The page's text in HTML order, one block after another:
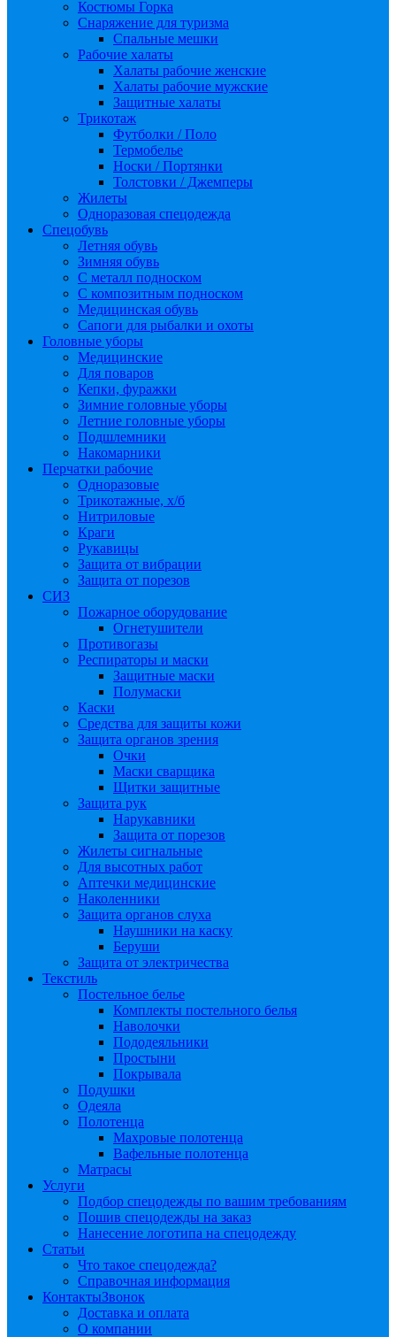
Костюмы Горка
Снаряжение для туризма
Спальные мешки
Рабочие халаты
Халаты рабочие женские
Халаты рабочие мужские
Защитные халаты
Трикотаж
Футболки / Поло
Термобелье
Носки / Портянки
Толстовки / Джемперы
Жилеты
Одноразовая спецодежда
Спецобувь
Летняя обувь
Зимняя обувь
С металл подноском
С композитным подноском
Медицинская обувь
Сапоги для рыбалки и охоты
Головные уборы
Медицинские
Для поваров
Кепки, фуражки
Зимние головные уборы
Летние головные уборы
Подшлемники
Накомарники
Перчатки рабочие
Одноразовые
Трикотажные, х/б
Нитриловые
Краги
Рукавицы
Защита от вибрации
Защита от порезов
СИЗ
Пожарное оборудование
Огнетушители
Противогазы
Респираторы и маски
Защитные маски
Полумаски
Каски
Средства для защиты кожи
Защита органов зрения
Очки
Маски сварщика
Щитки защитные
Защита рук
Нарукавники
Защита от порезов
Жилеты сигнальные
Для высотных работ
Аптечки медицинские
Наколенники
Защита органов слуха
Наушники на каску
Беруши
Защита от электричества
Текстиль
Постельное белье
Комплекты постельного белья
Наволочки
Пододеяльники
Простыни
Покрывала
Подушки
Одеяла
Полотенца
Махровые полотенца
Вафельные полотенца
Матрасы
Услуги
Подбор спецодежды по вашим требованиям
Пошив спецодежды на заказ
Нанесение логотипа на спецодежду
Статьи
Что такое спецодежда?
Справочная информация
КонтактыЗвонок
Доставка и оплата
О компании